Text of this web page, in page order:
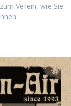
Verein, wie Sie